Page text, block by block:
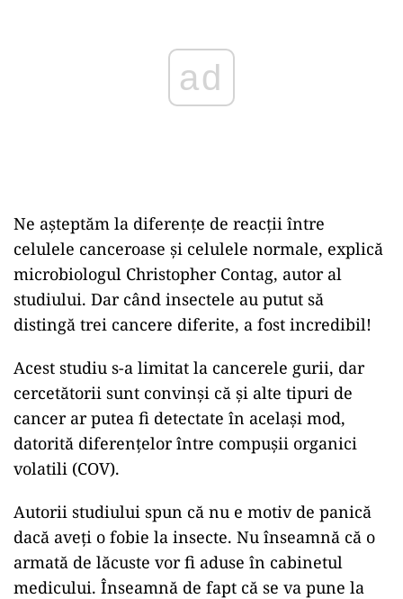
ad
Ne așteptăm la diferențe de reacții între
celulele canceroase și celulele normale, explică
microbiologul Christopher Contag, autor al
studiului. Dar când insectele au putut să
distingă trei cancere diferite, a fost incredibil!
Acest studiu s-a limitat la cancerele gurii, dar
cercetătorii sunt convinși că și alte tipuri de
cancer ar putea fi detectate în același mod,
datorită diferențelor între compușii organici
volatili (COV).
Autorii studiului spun că nu e motiv de panică
dacă aveți o fobie la insecte. Nu înseamnă că o
armată de lăcuste vor fi aduse în cabinetul
medicului. Înseamnă de fapt că se va pune la